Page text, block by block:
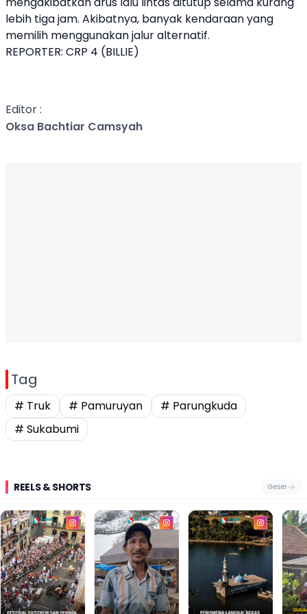
lebih tiga jam. Akibatnya, banyak kendaraan yang
memilih menggunakan jalur alternatif.
REPORTER: CRP 4 (BILLIE)
Editor :
Oksa Bachtiar Camsyah
Tag
# Truk # Pamuruyan
# Parungkuda
# Sukabumi
REELS & SHORTS Geser